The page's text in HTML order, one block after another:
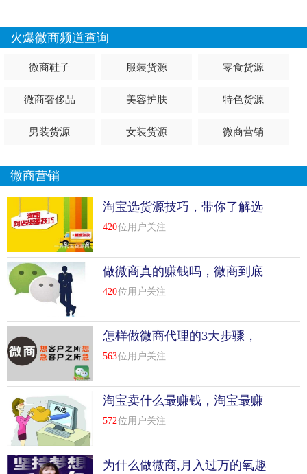
火爆微商频道查询
微商鞋子 服装货源 零食货源
微商奢侈品 美容护肤 特色货源
男装货源 女装货源 微商营销
微商营销
淘宝选货源技巧，带你了解选
货源几个事项
420位用户关注
做微商真的赚钱吗，微商到底
能不能赚钱
420位用户关注
怎样做微商代理的3大步骤，
不看后悔！
563位用户关注
淘宝卖什么最赚钱，淘宝最赚
钱产品推荐
572位用户关注
为什么做微商,月入过万的氧趣